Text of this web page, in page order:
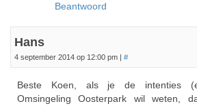
Beantwoord
Hans
4 september 2014 op 12:00 pm | #
Beste Koen, als je de intenties
Omsingeling Oosterpark wil weten,